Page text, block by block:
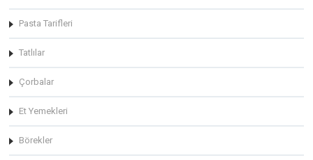
Pasta Tarifleri
Tatlılar
Çorbalar
Et Yemekleri
Börekler